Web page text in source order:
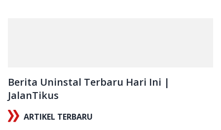
Berita Uninstal Terbaru Hari Ini |
JalanTikus
ARTIKEL TERBARU